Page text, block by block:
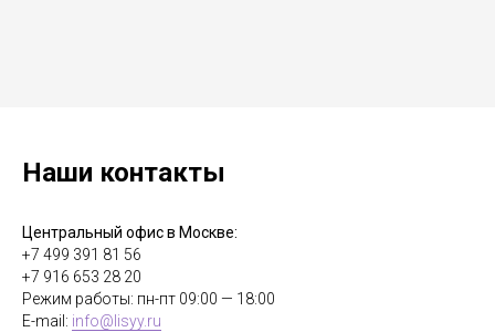
Наши контакты
Центральный офис в Москве:
+7 499 391 81 56
+7 916 653 28 20
Режим работы: пн-пт 09:00 — 18:00
E-mail: info@lisyy.ru